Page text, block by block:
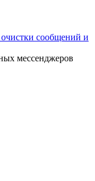
сообщений и
мессенджеров